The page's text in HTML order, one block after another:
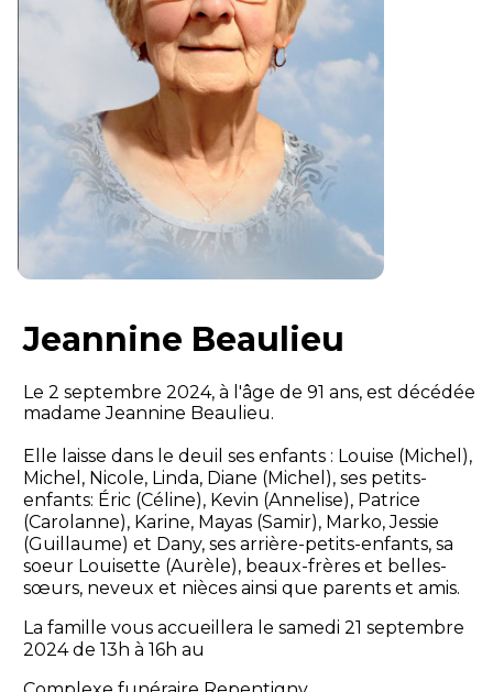
Jeannine Beaulieu
Le 2 septembre 2024, à l'âge de 91 ans, est décédée
madame Jeannine Beaulieu.
Elle laisse dans le deuil ses enfants : Louise (Michel),
Michel, Nicole, Linda, Diane (Michel), ses petits-
enfants: Éric (Céline), Kevin (Annelise), Patrice
(Carolanne), Karine, Mayas (Samir), Marko, Jessie
(Guillaume) et Dany, ses arrière-petits-enfants, sa
soeur Louisette (Aurèle), beaux-frères et belles-
sœurs, neveux et nièces ainsi que parents et amis.
La famille vous accueillera le samedi 21 septembre
2024 de 13h à 16h au